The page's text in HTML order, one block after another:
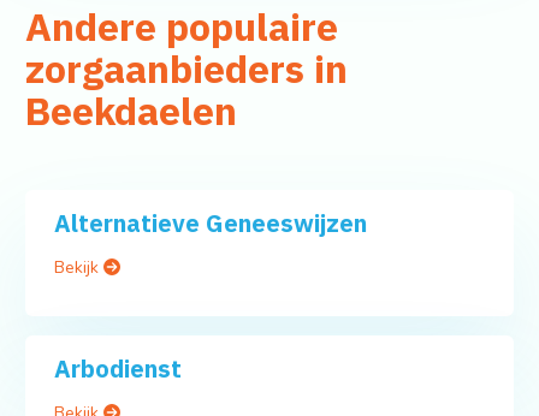
Andere populaire
zorgaanbieders in
Beekdaelen
Alternatieve Geneeswijzen
Bekijk
Arbodienst